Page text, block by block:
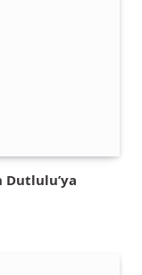
Dutlulu’ya